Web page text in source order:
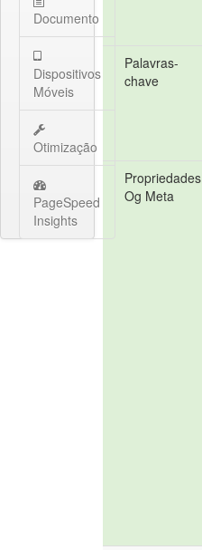
Documento
Dispositivos
Móveis
Otimização
PageSpeed
Insights
Palavras-
chave
Propriedades
Og Meta